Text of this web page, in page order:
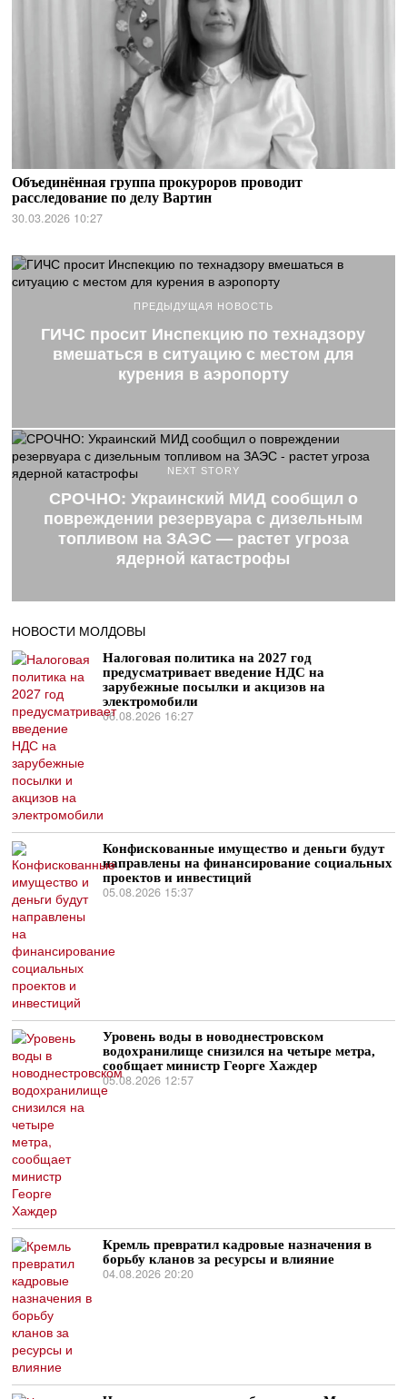
Объединённая группа прокуроров проводит
расследование по делу Вартин
30.03.2026 10:27
ПРЕДЫДУЩАЯ НОВОСТЬ
ГИЧС просит Инспекцию по технадзору
вмешаться в ситуацию с местом для
курения в аэропорту
NEXT STORY
СРОЧНО: Украинский МИД сообщил о
повреждении резервуара с дизельным
топливом на ЗАЭС — растет угроза
ядерной катастрофы
НОВОСТИ МОЛДОВЫ
Налоговая политика на 2027 год
предусматривает введение НДС на
зарубежные посылки и акцизов на
электромобили
06.08.2026 16:27
Конфискованные имущество и деньги будут
направлены на финансирование социальных
проектов и инвестиций
05.08.2026 15:37
Уровень воды в новоднестровском
водохранилище снизился на четыре метра,
сообщает министр Георге Хаждер
05.08.2026 12:57
Кремль превратил кадровые назначения в
борьбу кланов за ресурсы и влияние
04.08.2026 20:20